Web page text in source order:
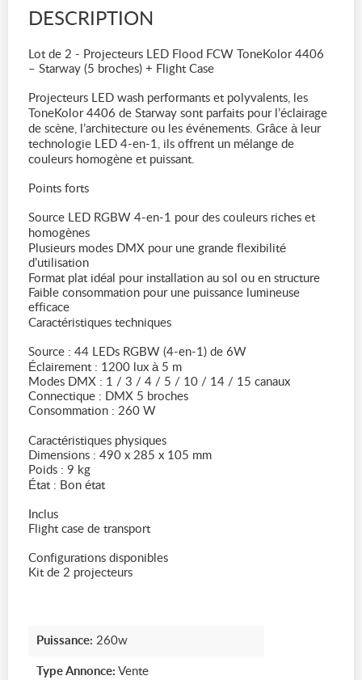
DESCRIPTION
Lot de 2 - Projecteurs LED Flood FCW ToneKolor 4406
– Starway (5 broches) + Flight Case
Projecteurs LED wash performants et polyvalents, les
ToneKolor 4406 de Starway sont parfaits pour l’éclairage
de scène, l’architecture ou les événements. Grâce à leur
technologie LED 4-en-1, ils offrent un mélange de
couleurs homogène et puissant.
Points forts
Source LED RGBW 4-en-1 pour des couleurs riches et
homogènes
Plusieurs modes DMX pour une grande flexibilité
d’utilisation
Format plat idéal pour installation au sol ou en structure
Faible consommation pour une puissance lumineuse
efficace
Caractéristiques techniques
Source : 44 LEDs RGBW (4-en-1) de 6W
Éclairement : 1200 lux à 5 m
Modes DMX : 1 / 3 / 4 / 5 / 10 / 14 / 15 canaux
Connectique : DMX 5 broches
Consommation : 260 W
Caractéristiques physiques
Dimensions : 490 x 285 x 105 mm
Poids : 9 kg
État : Bon état
Inclus
Flight case de transport
Configurations disponibles
Kit de 2 projecteurs
Puissance: 260w
Type Annonce: Vente